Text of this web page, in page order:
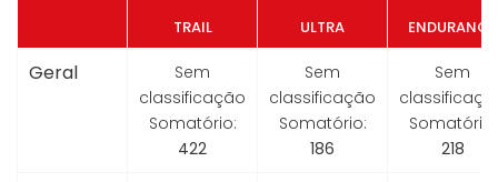
TRAIL ULTRA ENDURANCE
Geral
Sem
classificação
Somatório:
422
Sem
classificação
Somatório:
186
Sem
Somatório:
218